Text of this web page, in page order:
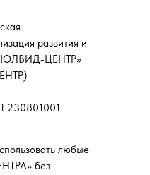
любые
без
развития и
«ЮЛВИД-ЦЕНТР»